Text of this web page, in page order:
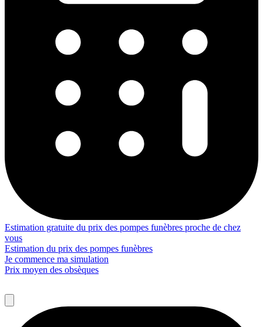
Estimation gratuite du prix des pompes funèbres proche de chez
vous
Estimation du prix des pompes funèbres
Je commence ma simulation
Prix moyen des obsèques